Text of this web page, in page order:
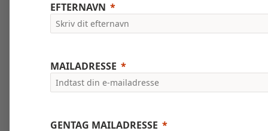
EFTERNAVN
MAILADRESSE
GENTAG MAILADRESSE